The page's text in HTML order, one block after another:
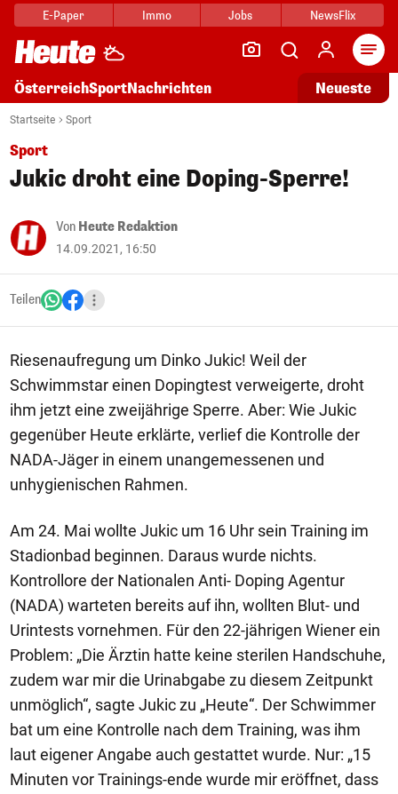
E-Paper Immo Jobs NewsFlix
ÖsterreichSportNachrichten Neueste
Startseite Sport
Sport
Jukic droht eine Doping-Sperre!
Von Heute Redaktion
14.09.2021, 16:50
Teilen
Riesenaufregung um Dinko Jukic! Weil der
Schwimmstar einen Dopingtest verweigerte, droht
ihm jetzt eine zweijährige Sperre. Aber: Wie Jukic
gegenüber Heute erklärte, verlief die Kontrolle der
NADA-Jäger in einem unangemessenen und
unhygienischen Rahmen.
Am 24. Mai wollte Jukic um 16 Uhr sein Training im
Stadionbad beginnen. Daraus wurde nichts.
Kontrollore der Nationalen Anti- Doping Agentur
(NADA) warteten bereits auf ihn, wollten Blut- und
Urintests vornehmen. Für den 22-jährigen Wiener ein
Problem: „Die Ärztin hatte keine sterilen Handschuhe,
zudem war mir die Urinabgabe zu diesem Zeitpunkt
unmöglich“, sagte Jukic zu „Heute“. Der Schwimmer
bat um eine Kontrolle nach dem Training, was ihm
laut eigener Angabe auch gestattet wurde. Nur: „15
Minuten vor Trainings-ende wurde mir eröffnet, dass